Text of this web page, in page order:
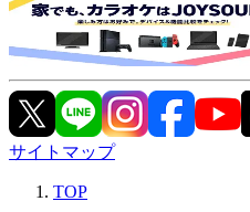
サイトマップ
TOP